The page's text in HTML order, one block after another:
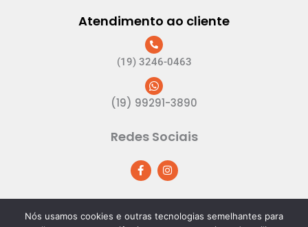
Atendimento ao cliente
(19) 3246-0463
(19) 99291-3890
Redes Sociais
F
a
c
e
o
I
n
s
t
g
Nós usamos cookies e outras tecnologias semelhantes para